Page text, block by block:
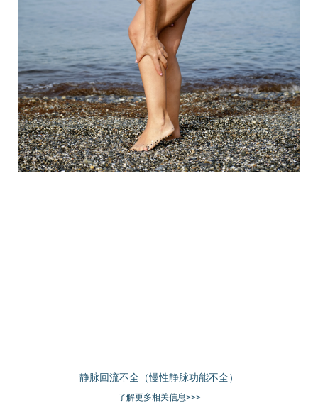
静脉回流不全（慢性静脉功能不全）
了解更多相关信息>>>